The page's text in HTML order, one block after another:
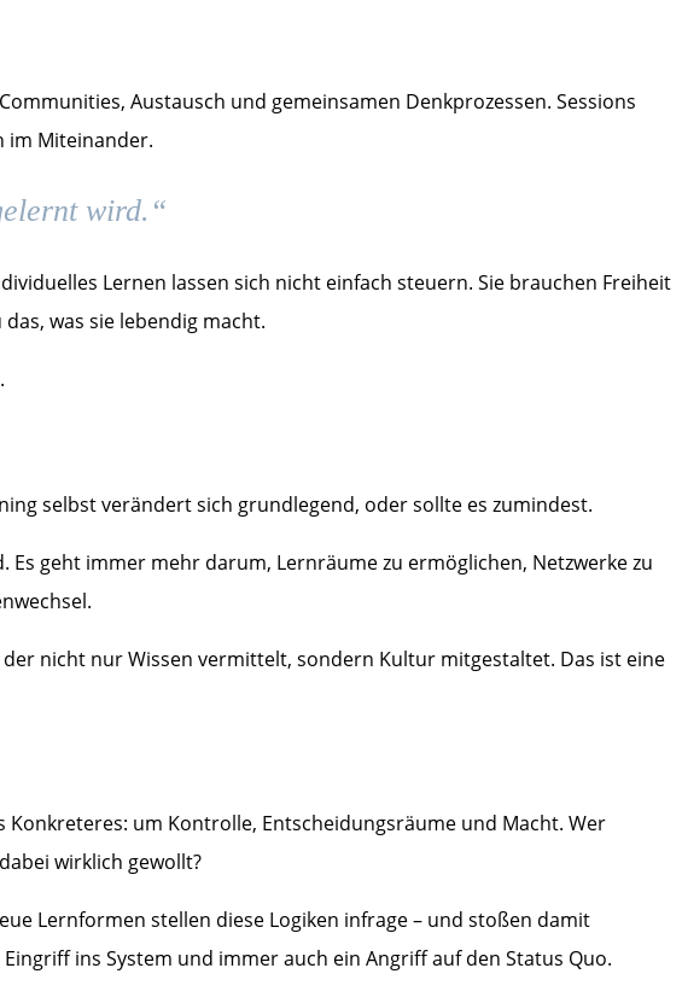
Austausch und gemeinsamen Denkprozessen. Sessions
im Miteinander.
wird.“
Lernen lassen sich nicht einfach steuern. Sie brauchen Freiheit
was sie lebendig macht.
selbst verändert sich grundlegend, oder sollte es zumindest.
geht immer mehr darum, Lernräume zu ermöglichen, Netzwerke zu
nicht nur Wissen vermittelt, sondern Kultur mitgestaltet. Das ist eine
um Kontrolle, Entscheidungsräume und Macht. Wer
wirklich gewollt?
Lernformen stellen diese Logiken infrage – und stoßen damit
ins System und immer auch ein Angriff auf den Status Quo.